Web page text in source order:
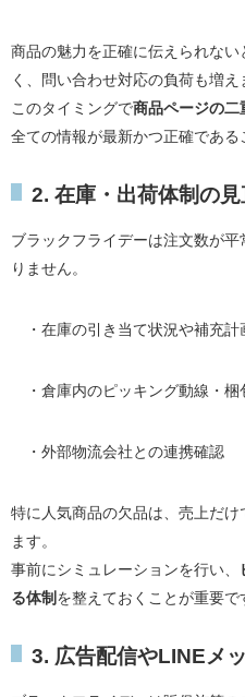
商品の魅力を正確に伝えられな
く、問い合わせ対応の負荷も増え
このタイミングで商品ページの二
全ての情報が最新かつ正確である
2. 在庫・出荷体制の見
ブラックフライデーは注文数が
りません。
・在庫の引き当て状況や補充計
・倉庫内のピッキング動線・梱
・外部物流会社との連携確認
特に人気商品の欠品は、売上だ
ます。
事前にシミュレーションを行い、
る体制 を整えておくことが重要で
3. 広告配信やLINEメ